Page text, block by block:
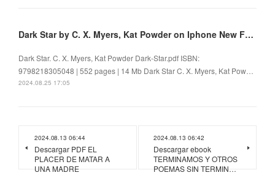
Dark Star by C. X. Myers, Kat Powder on Iphone New Format
Dark Star. C. X. Myers, Kat Powder Dark-Star.pdf ISBN:
9798218305048 | 552 pages | 14 Mb Dark Star C. X. Myers, Kat Pow…
2024.08.25 17:05
2024.08.13 06:44
Descargar PDF EL
PLACER DE MATAR A
UNA MADRE
2024.08.13 06:42
Descargar ebook
TERMINAMOS Y OTROS
POEMAS SIN TERMIN…